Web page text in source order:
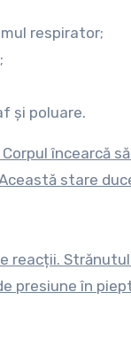
respirator;
și poluare.
încearcă
stare
reacții.
presiune în